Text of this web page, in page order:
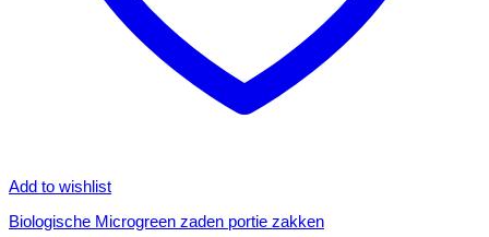
Add to wishlist
Biologische Microgreen zaden portie zakken